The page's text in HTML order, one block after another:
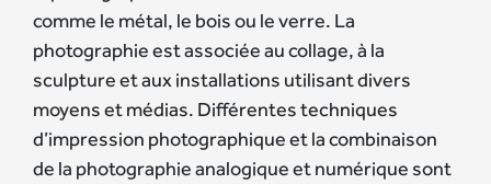
comme le métal, le bois ou le verre. La
photographie est associée au collage, à la
sculpture et aux installations utilisant divers
moyens et médias. Différentes techniques
d’impression photographique et la combinaison
de la photographie analogique et numérique sont